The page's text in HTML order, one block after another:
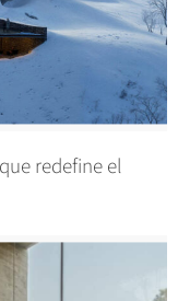
redefine el